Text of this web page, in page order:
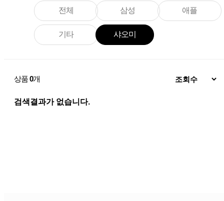
전체 삼성 애플
기타 샤오미
상품0개
검색결과가 없습니다.